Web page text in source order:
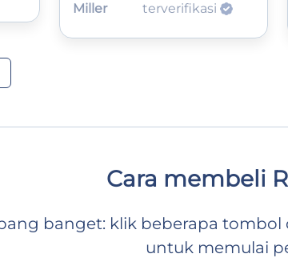
Miller
terverifikasi
Cara membeli
banget: klik beberapa
untuk memulai